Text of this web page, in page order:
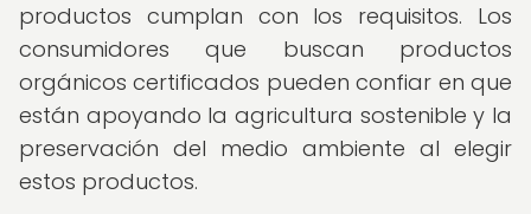
productos cumplan con los requisitos. Los
consumidores que buscan productos
orgánicos certificados pueden confiar en que
están apoyando la agricultura sostenible y la
preservación del medio ambiente al elegir
estos productos.